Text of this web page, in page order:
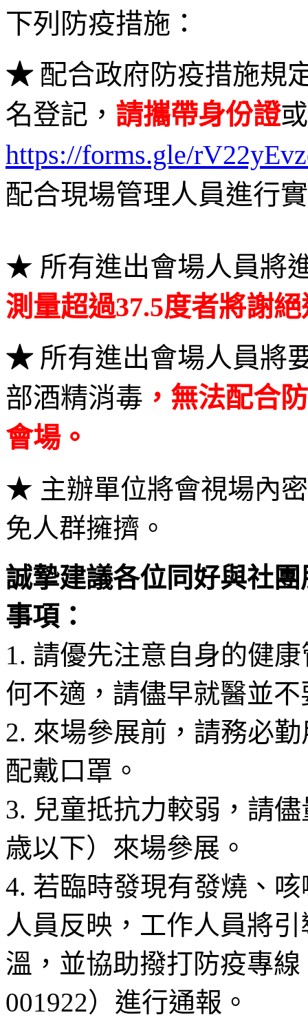
下列防疫措施：
★ 配合政府防疫措施規
名登記， 請攜帶身份證
https://forms.gle/
配合現場管理人員進行
★ 所有進出會場人員將
測量超過37.5度者將謝
★ 所有進出會場人員將
部酒精消毒 ，無法配合
會場。
★ 主辦單位將會視場內
免人群擁擠。
誠摯建議各位同好與社
事項：
1. 請優先注意自身的健
何不適，請儘早就醫並
2. 來場參展前，請務必
配戴口罩。
3. 兒童抵抗力較弱，請
歳以下）來場參展。
4. 若臨時發現有發燒、
人員反映，工作人員將
溫，並協助撥打防疫專線
001922）進行通報。